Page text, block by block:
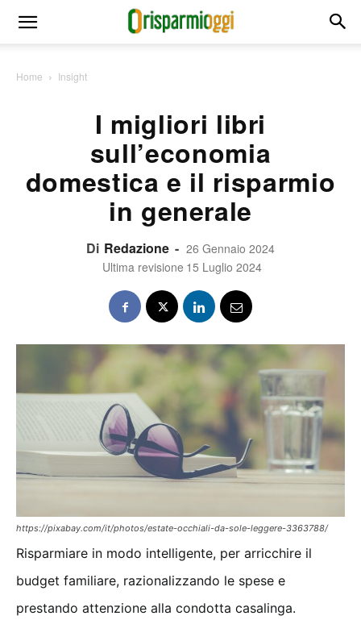
Home Insight
I migliori libri
sull’economia
domestica e il risparmio
in generale
Di Redazione - 26 Gennaio 2024
Ultima revisione 15 Luglio 2024
https://pixabay.com/it/photos/estate-occhiali-da-sole-leggere-3363788/
Risparmiare in modo intelligente, per arricchire il
budget familiare, razionalizzando le spese e
prestando attenzione alla condotta casalinga.